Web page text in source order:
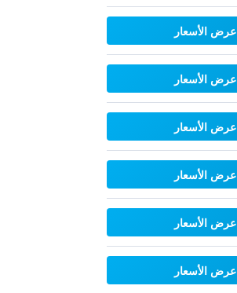
عرض الأسعار
عرض الأسعار
عرض الأسعار
عرض الأسعار
عرض الأسعار
عرض الأسعار